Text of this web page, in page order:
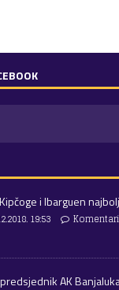
i Ibarguen
19:53
AK